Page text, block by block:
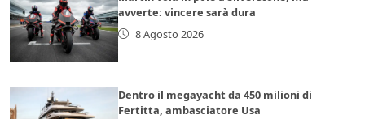
avverte: vincere sarà dura
8 Agosto 2026
Dentro il megayacht da 450 milioni di
Fertitta, ambasciatore Usa